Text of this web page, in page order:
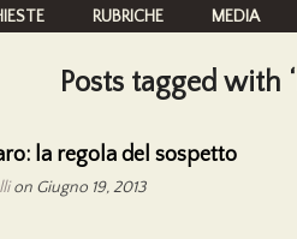
RUBRICHE MEDIA
Posts tagged with
la regola del sospetto
on Giugno 19, 2013